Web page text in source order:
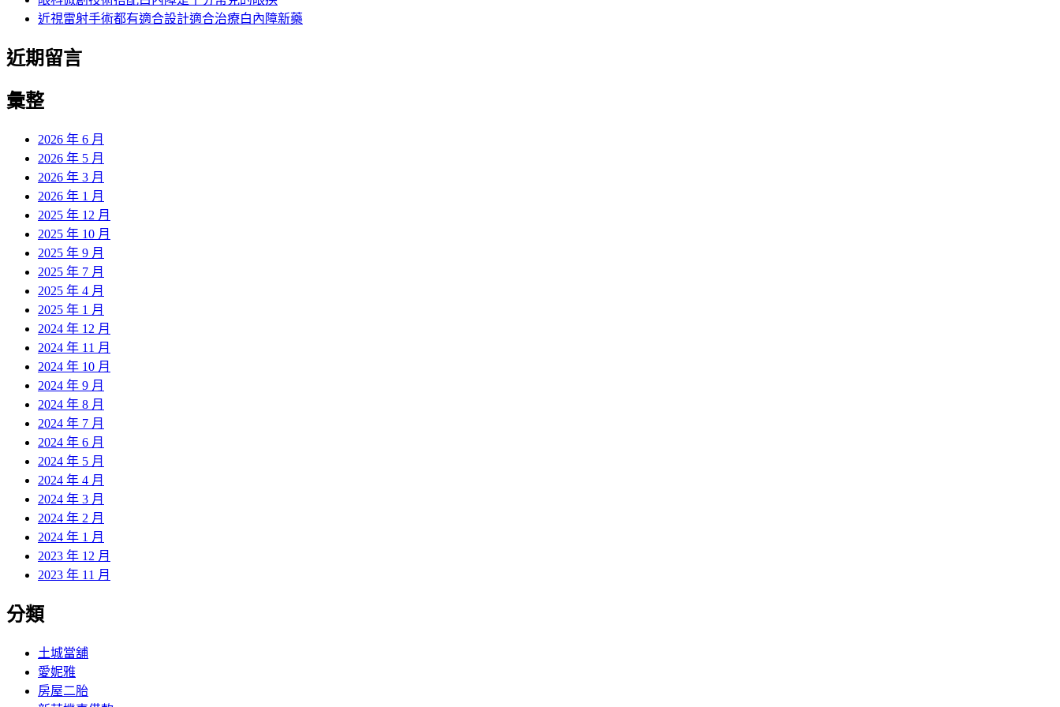
近視雷射手術都有適合設計適合治療白內障新藥
近期留言
彙整
2026 年 6 月
2026 年 5 月
2026 年 3 月
2026 年 1 月
2025 年 12 月
2025 年 10 月
2025 年 9 月
2025 年 7 月
2025 年 4 月
2025 年 1 月
2024 年 12 月
2024 年 11 月
2024 年 10 月
2024 年 9 月
2024 年 8 月
2024 年 7 月
2024 年 6 月
2024 年 5 月
2024 年 4 月
2024 年 3 月
2024 年 2 月
2024 年 1 月
2023 年 12 月
2023 年 11 月
分類
土城當舖
愛妮雅
房屋二胎